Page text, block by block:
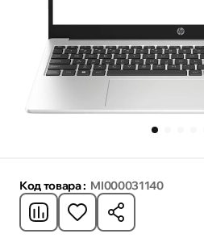
Код товара : MI000031140